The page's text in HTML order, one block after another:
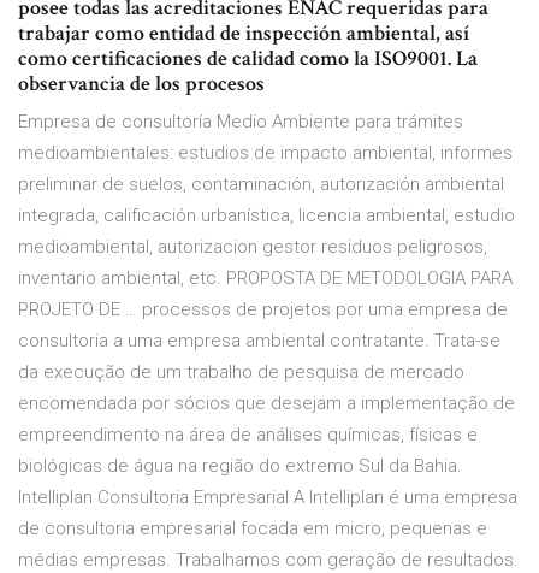
posee todas las acreditaciones ENAC requeridas para
trabajar como entidad de inspección ambiental, así
como certificaciones de calidad como la ISO9001. La
observancia de los procesos
Empresa de consultoría Medio Ambiente para trámites
medioambientales: estudios de impacto ambiental, informes
preliminar de suelos, contaminación, autorización ambiental
integrada, calificación urbanística, licencia ambiental, estudio
medioambiental, autorizacion gestor residuos peligrosos,
inventario ambiental, etc. PROPOSTA DE METODOLOGIA PARA
PROJETO DE … processos de projetos por uma empresa de
consultoria a uma empresa ambiental contratante. Trata-se
da execução de um trabalho de pesquisa de mercado
encomendada por sócios que desejam a implementação de
empreendimento na área de análises químicas, físicas e
biológicas de água na região do extremo Sul da Bahia.
Intelliplan Consultoria Empresarial A Intelliplan é uma empresa
de consultoria empresarial focada em micro, pequenas e
médias empresas. Trabalhamos com geração de resultados.